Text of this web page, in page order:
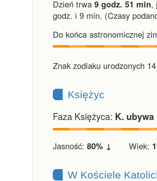
Dzień trwa 9 godz. 51 min,
godz. i 9 min. (Czasy
Do końca astronomicznej
Znak zodiaku urodzonych
Księżyc
Faza Księżyca: K. ubywa
Jasność: 80% ↓ Wiek:
W Kościele